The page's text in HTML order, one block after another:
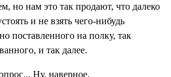
но нам это так продают, что далеко
и не взять чего-нибудь
поставленного на полку, так
и так далее.
Ну, наверное,